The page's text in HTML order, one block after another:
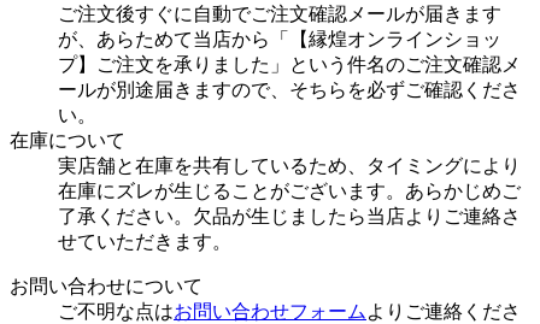
ご注文後すぐに自動でご注文確認メールが届きます
が、あらためて当店から「【縁煌オンラインショッ
プ】ご注文を承りました」という件名のご注文確認メ
ールが別途届きますので、そちらを必ずご確認くださ
い。
在庫について
実店舗と在庫を共有しているため、タイミングにより
在庫にズレが生じることがございます。あらかじめご
了承ください。欠品が生じましたら当店よりご連絡さ
せていただきます。
お問い合わせについて
ご不明な点はお問い合わせフォーム よりご連絡くださ